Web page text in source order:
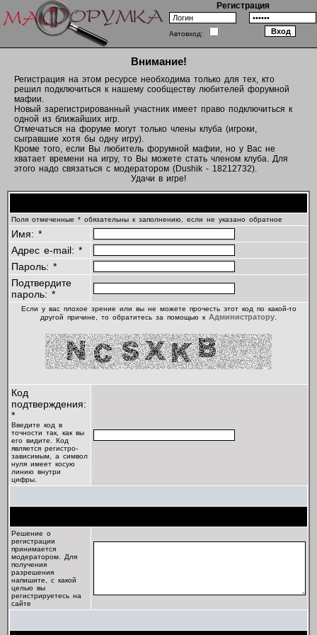
Регистрация
Автовход:
Внимание!
Регистрация на этом ресурсе необходима только для тех, кто
решил подключиться к нашему сообществу любителей форумной
мафии.
Новый зарегистрированный участник имеет право подключиться к
одной из ближайших игр.
Отмечаться на форуме могут только члены клуба (игроки,
сыгравшие хотя бы одну игру).
Кроме того, если Вы любитель форумной мафии, но у Вас не
хватает времени на игру, то Вы можете стать членом клуба. Для
этого надо связаться с модератором (Dushik - 18212732).
Удачи в игре!
Поля отмеченные * обязательны к заполнению, если не указано обратное
Имя: *
Адрес e-mail: *
Пароль: *
Подтвердите
пароль: *
Если у вас плохое зрение или вы не можете прочесть этот код по какой-то
другой причине, то обратитесь за помощью к Администратору
Код
подтверждения:
*
Введите код в
точности так, как вы
его видите. Код
является регистро-
зависимым, а символ
нуля имеет косую
линию внутри
цифры.
Решение о
регистрации
принимается
модератором. Для
получения
разрешения
напишите, с какой
целью вы
регистрируетесь на
сайте